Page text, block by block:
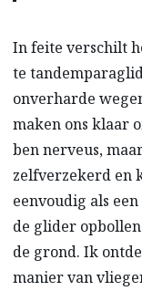
In feite verschilt
te
onverharde
maken ons klaar
ben nerveus,
zelfverzekerd en
eenvoudig als
de glider
de grond. Ik
manier van